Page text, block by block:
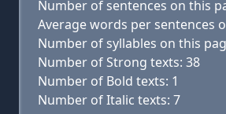
Number of sentences on this
Average words per sentences
Number of syllables on this
Number of Strong texts: 38
Number of Bold texts: 1
Number of Italic texts: 7